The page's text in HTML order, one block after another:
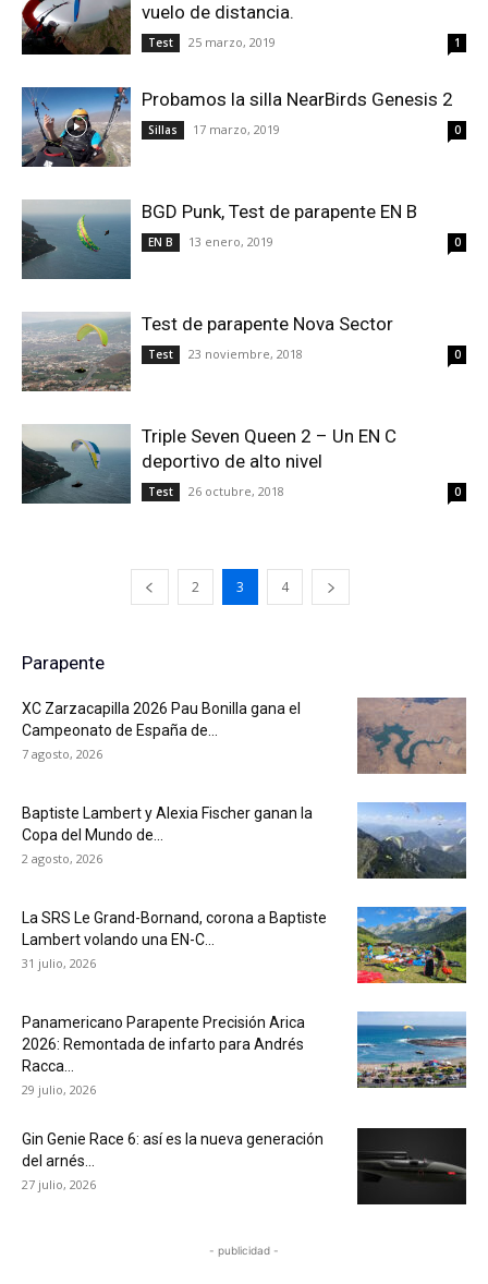
vuelo de distancia.
Test 25 marzo, 2019 1
Probamos la silla NearBirds Genesis 2
Sillas 17 marzo, 2019 0
BGD Punk, Test de parapente EN B
EN B 13 enero, 2019 0
Test de parapente Nova Sector
Test 23 noviembre, 2018 0
Triple Seven Queen 2 – Un EN C
deportivo de alto nivel
Test 26 octubre, 2018 0
2 3 4
Parapente
XC Zarzacapilla 2026 Pau Bonilla gana el
Campeonato de España de...
7 agosto, 2026
Baptiste Lambert y Alexia Fischer ganan la
Copa del Mundo de...
2 agosto, 2026
La SRS Le Grand-Bornand, corona a Baptiste
Lambert volando una EN-C...
31 julio, 2026
Panamericano Parapente Precisión Arica
2026: Remontada de infarto para Andrés
Racca...
29 julio, 2026
Gin Genie Race 6: así es la nueva generación
del arnés...
27 julio, 2026
- publicidad -